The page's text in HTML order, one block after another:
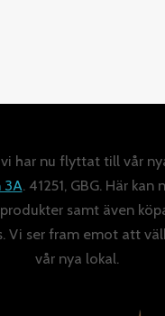
vi har nu flyttat till vår
3A. 41251, GBG. Här
samt även
Vi ser fram emot att
vår nya lokal.